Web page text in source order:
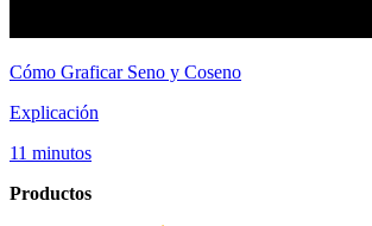
Cómo Graficar Seno y Coseno
Explicación
11 minutos
Productos